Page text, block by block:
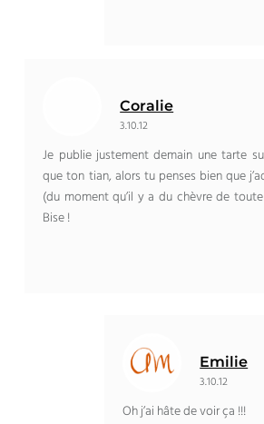
Coralie
3.10.12
Je publie justement demain une tarte
que ton tian, alors tu penses bien que
(du moment qu’il y a du chèvre de
Bise !
Emilie
3.10.12
Oh j’ai hâte de voir ça !!!